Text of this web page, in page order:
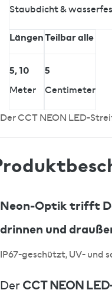
Staubdicht &
Längen
5, 10
Meter
Teilbar alle
5
Centimeter
Der CCT NEON LED-
Neon-Optik trifft
drinnen und
IP67-geschützt, UV- und
DerCCT NEON